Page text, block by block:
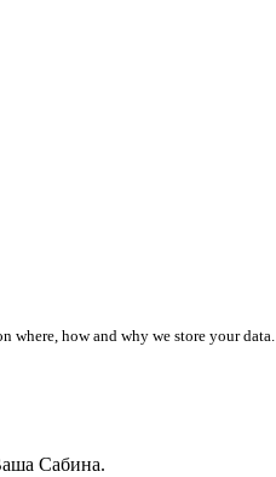
where, how and why we store your data.
Сабина.